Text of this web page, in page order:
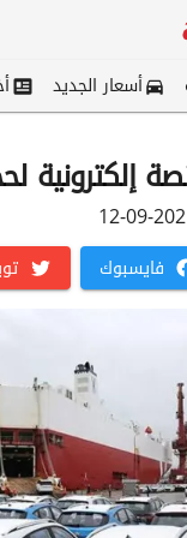
أسعار الجديد
إلكترونية
2025-
فايسبوك